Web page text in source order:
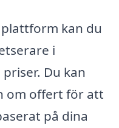
kan du
i
Du kan
om offert för att
på dina